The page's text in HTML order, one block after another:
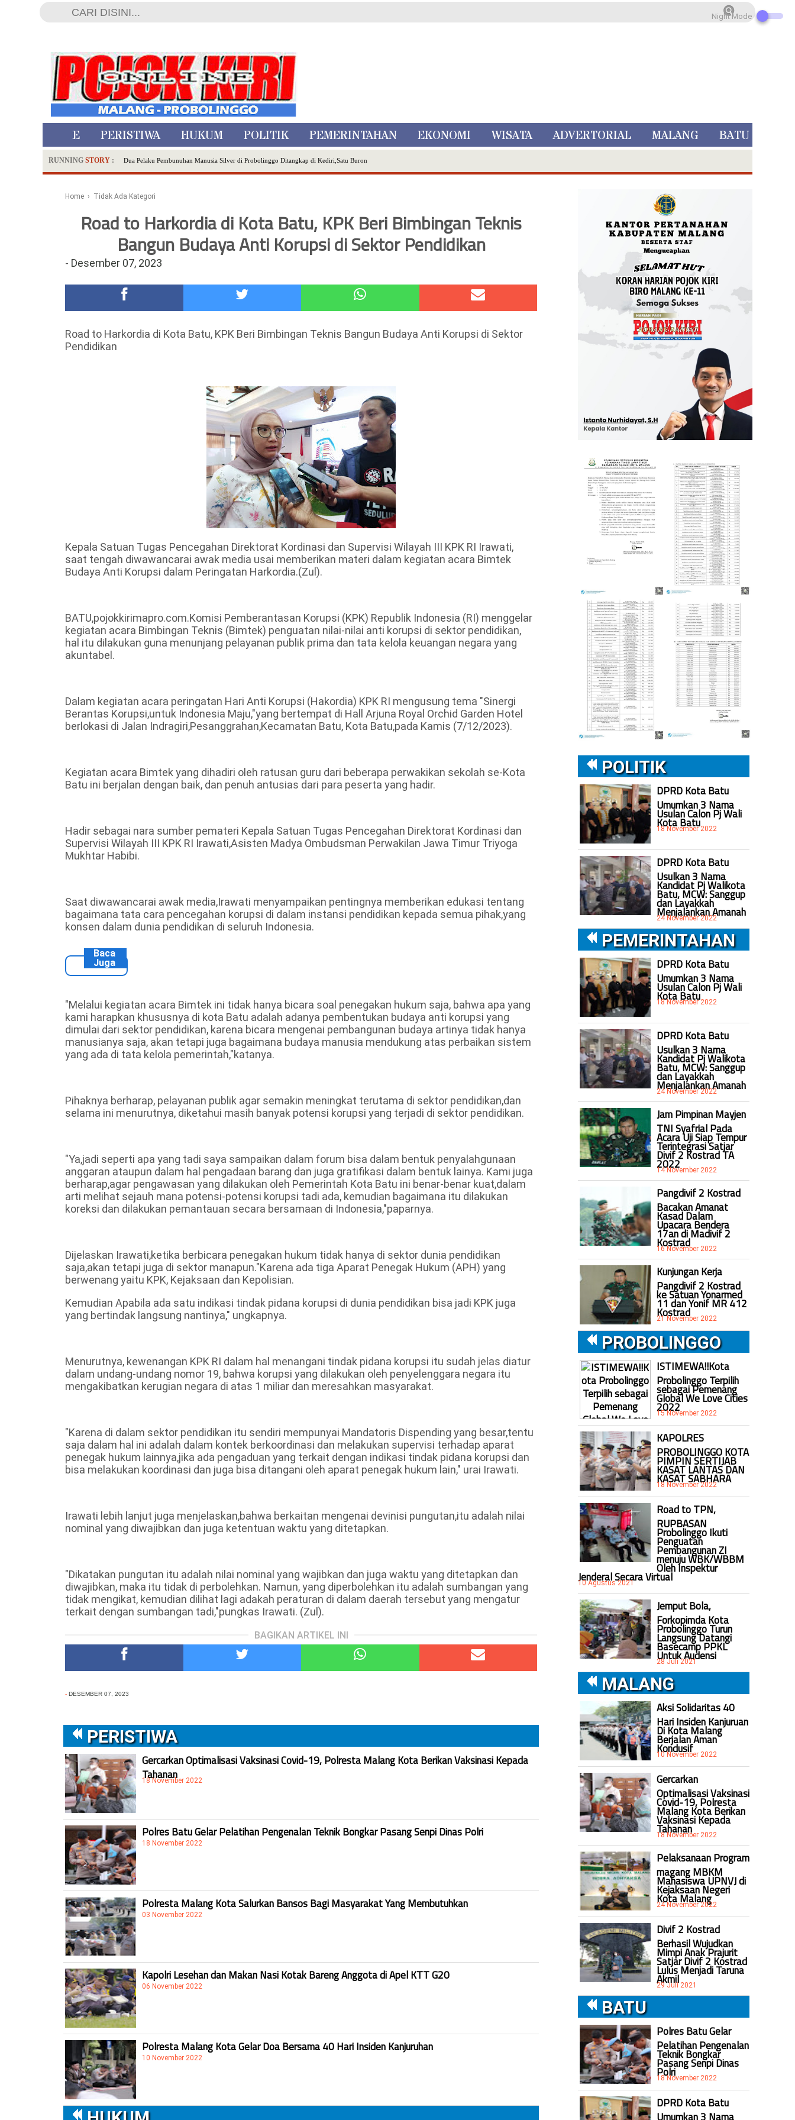
HOME PERISTIWA HUKUM POLITIK PEMERINTAHAN EKONOMI WISATA ADVERTORIAL MALANG BATU
RUNNING STORY : Dua Pelaku Pembunuhan Manusia Silver di Probolinggo Ditangkap di Kediri,Satu Buron
SDN Sumberejo 02 Kota Batu Kembangkan Program Inovasi Literasi Melalui LASKAR JODA, Usung Filosofi Gelar Sehelai Tikar
Polsek Wonoasih Perkuat Ketahanan Pangan Lewat Dialog Bersama Petani
RILIS RAPAT PLENO TERBUKA PEMUTAKHIRAN DATA PEMILIH BERKELANJUTAN (PDPB) TRIWULAN II
Tugu Tirta Usung 'Smart Water City' di Indonesia City Expo APEKSI XVIII Medan
Meriah,Peringati Hari Bhayangkara ke-80,Polres Batu Gelar Kapolres Cup 9 Ball Tournament,Gandeng Carabao Bistro & Pool Batu HQ Total Hadiah Rp 5 Juta
Healing-Healing Ke-Malang Batu Jangan Lupa Mampir Ke-Waroeng Tani Dau Malang,Dijamin Ketagihan,Ini Sebabnya
Home › Tidak Ada Kategori
Road to Harkordia di Kota Batu, KPK Beri Bimbingan Teknis
Bangun Budaya Anti Korupsi di Sektor Pendidikan
- Desember 07, 2023
Road to Harkordia di Kota Batu, KPK Beri Bimbingan Teknis Bangun Budaya Anti Korupsi di Sektor
Pendidikan
Kepala Satuan Tugas Pencegahan Direktorat Kordinasi dan Supervisi Wilayah III KPK RI Irawati,
saat tengah diwawancarai awak media usai memberikan materi dalam kegiatan acara Bimtek
Budaya Anti Korupsi dalam Peringatan Harkordia.(Zul).
BATU,pojokkirimapro.com.Komisi Pemberantasan Korupsi (KPK) Republik Indonesia (RI) menggelar
kegiatan acara Bimbingan Teknis (Bimtek) penguatan nilai-nilai anti korupsi di sektor pendidikan,
hal itu dilakukan guna menunjang pelayanan publik prima dan tata kelola keuangan negara yang
akuntabel.
Dalam kegiatan acara peringatan Hari Anti Korupsi (Hakordia) KPK RI mengusung tema "Sinergi
Berantas Korupsi,untuk Indonesia Maju,"yang bertempat di Hall Arjuna Royal Orchid Garden Hotel
berlokasi di Jalan Indragiri,Pesanggrahan,Kecamatan Batu, Kota Batu,pada Kamis (7/12/2023).
Kegiatan acara Bimtek yang dihadiri oleh ratusan guru dari beberapa perwakikan sekolah se-Kota
Batu ini berjalan dengan baik, dan penuh antusias dari para peserta yang hadir.
Hadir sebagai nara sumber pemateri Kepala Satuan Tugas Pencegahan Direktorat Kordinasi dan
Supervisi Wilayah III KPK RI Irawati,Asisten Madya Ombudsman Perwakilan Jawa Timur Triyoga
Mukhtar Habibi.
Saat diwawancarai awak media,Irawati menyampaikan pentingnya memberikan edukasi tentang
bagaimana tata cara pencegahan korupsi di dalam instansi pendidikan kepada semua pihak,yang
konsen dalam dunia pendidikan di seluruh Indonesia.
Baca
Juga
"Melalui kegiatan acara Bimtek ini tidak hanya bicara soal penegakan hukum saja, bahwa apa yang
kami harapkan khususnya di kota Batu adalah adanya pembentukan budaya anti korupsi yang
dimulai dari sektor pendidikan, karena bicara mengenai pembangunan budaya artinya tidak hanya
manusianya saja, akan tetapi juga bagaimana budaya manusia mendukung atas perbaikan sistem
yang ada di tata kelola pemerintah,"katanya.
Pihaknya berharap, pelayanan publik agar semakin meningkat terutama di sektor pendidikan,dan
selama ini menurutnya, diketahui masih banyak potensi korupsi yang terjadi di sektor pendidikan.
"Ya,jadi seperti apa yang tadi saya sampaikan dalam forum bisa dalam bentuk penyalahgunaan
anggaran ataupun dalam hal pengadaan barang dan juga gratifikasi dalam bentuk lainya. Kami juga
berharap,agar pengawasan yang dilakukan oleh Pemerintah Kota Batu ini benar-benar kuat,dalam
arti melihat sejauh mana potensi-potensi korupsi tadi ada, kemudian bagaimana itu dilakukan
koreksi dan dilakukan pemantauan secara bersamaan di Indonesia,"paparnya.
Dijelaskan Irawati,ketika berbicara penegakan hukum tidak hanya di sektor dunia pendidikan
saja,akan tetapi juga di sektor manapun."Karena ada tiga Aparat Penegak Hukum (APH) yang
berwenang yaitu KPK, Kejaksaan dan Kepolisian.
Kemudian Apabila ada satu indikasi tindak pidana korupsi di dunia pendidikan bisa jadi KPK juga
yang bertindak langsung nantinya," ungkapnya.
Menurutnya, kewenangan KPK RI dalam hal menangani tindak pidana korupsi itu sudah jelas diatur
dalam undang-undang nomor 19, bahwa korupsi yang dilakukan oleh penyelenggara negara itu
mengakibatkan kerugian negara di atas 1 miliar dan meresahkan masyarakat.
"Karena di dalam sektor pendidikan itu sendiri mempunyai Mandatoris Dispending yang besar,tentu
saja dalam hal ini adalah dalam kontek berkoordinasi dan melakukan supervisi terhadap aparat
penegak hukum lainnya,jika ada pengaduan yang terkait dengan indikasi tindak pidana korupsi dan
bisa melakukan koordinasi dan juga bisa ditangani oleh aparat penegak hukum lain," urai Irawati.
Irawati lebih lanjut juga menjelaskan,bahwa berkaitan mengenai devinisi pungutan,itu adalah nilai
nominal yang diwajibkan dan juga ketentuan waktu yang ditetapkan.
"Dikatakan pungutan itu adalah nilai nominal yang wajibkan dan juga waktu yang ditetapkan dan
diwajibkan, maka itu tidak di perbolehkan. Namun, yang diperbolehkan itu adalah sumbangan yang
tidak mengikat, kemudian dilihat lagi adakah peraturan di dalam daerah tersebut yang mengatur
terkait dengan sumbangan tadi,"pungkas Irawati. (Zul).
BAGIKAN ARTIKEL INI
- DESEMBER 07, 2023
PERISTIWA
Gercarkan Optimalisasi Vaksinasi Covid-19, Polresta Malang Kota Berikan Vaksinasi Kepada
Tahanan
18 November 2022
Polres Batu Gelar Pelatihan Pengenalan Teknik Bongkar Pasang Senpi Dinas Polri
18 November 2022
Polresta Malang Kota Salurkan Bansos Bagi Masyarakat Yang Membutuhkan
03 November 2022
Kapolri Lesehan dan Makan Nasi Kotak Bareng Anggota di Apel KTT G20
06 November 2022
Polresta Malang Kota Gelar Doa Bersama 40 Hari Insiden Kanjuruhan
10 November 2022
POLITIK
DPRD Kota Batu
Umumkan 3 Nama
Usulan Calon Pj Wali
Kota Batu
18 November 2022
DPRD Kota Batu
Usulkan 3 Nama
Kandidat Pj Walikota
Batu, MCW: Sanggup
dan Layakkah
Menjalankan Amanah
24 November 2022
PEMERINTAHAN
DPRD Kota Batu
Umumkan 3 Nama
Usulan Calon Pj Wali
Kota Batu
18 November 2022
DPRD Kota Batu
Usulkan 3 Nama
Kandidat Pj Walikota
Batu, MCW: Sanggup
dan Layakkah
Menjalankan Amanah
24 November 2022
Jam Pimpinan Mayjen
TNI Syafrial Pada
Acara Uji Siap Tempur
Terintegrasi Satjar
Divif 2 Kostrad TA
2022
14 November 2022
Pangdivif 2 Kostrad
Bacakan Amanat
Kasad Dalam
Upacara Bendera
17an di Madivif 2
Kostrad
16 November 2022
Kunjungan Kerja
Pangdivif 2 Kostrad
ke Satuan Yonarmed
11 dan Yonif MR 412
Kostrad
21 November 2022
PROBOLINGGO
ISTIMEWA!!Kota
Probolinggo Terpilih
sebagai Pemenang
Global We Love Cities
2022
15 November 2022
KAPOLRES
PROBOLINGGO KOTA
PIMPIN SERTIJAB
KASAT LANTAS DAN
KASAT SABHARA
18 November 2022
Road to TPN,
RUPBASAN
Probolinggo Ikuti
Penguatan
Pembangunan ZI
menuju WBK/WBBM
Oleh Inspektur
Jenderal Secara Virtual
10 Agustus 2021
Jemput Bola,
Forkopimda Kota
Probolinggo Turun
Langsung Datangi
Basecamp PPKL
Untuk Audensi
28 Juli 2021
MALANG
Aksi Solidaritas 40
Hari Insiden Kanjuruan
Di Kota Malang
Berjalan Aman
Kondusif
10 November 2022
Gercarkan
Optimalisasi Vaksinasi
Covid-19, Polresta
Malang Kota Berikan
Vaksinasi Kepada
Tahanan
18 November 2022
Pelaksanaan Program
magang MBKM
Mahasiswa UPNVJ di
Kejaksaan Negeri
Kota Malang
24 November 2022
Divif 2 Kostrad
Berhasil Wujudkan
Mimpi Anak Prajurit
Satjar Divif 2 Kostrad
Lulus Menjadi Taruna
Akmil
29 Juli 2021
BATU
Polres Batu Gelar
Pelatihan Pengenalan
Teknik Bongkar
Pasang Senpi Dinas
Polri
18 November 2022
DPRD Kota Batu
Umumkan 3 Nama
Night Mode